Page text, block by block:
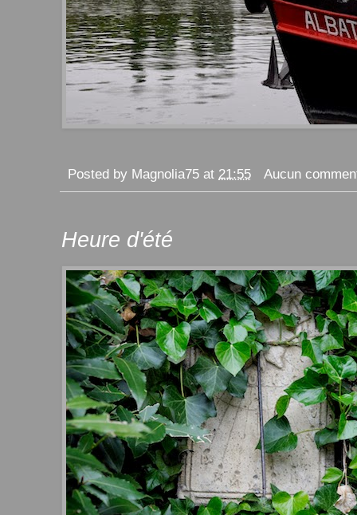
Posted by Magnolia75 at 21:55 Aucun
Heure d'été